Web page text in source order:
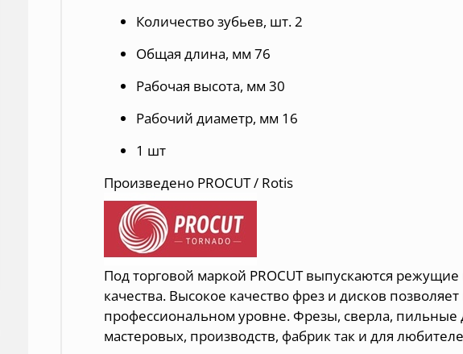
Количество зубьев, шт. 2
Общая длина, мм 76
Рабочая высота, мм 30
Рабочий диаметр, мм 16
1 шт
Произведено PROCUT / Rotis
Под торговой маркой PROCUT выпускаются
качества. Высокое качество фрез и дисков
профессиональном уровне. Фрезы, сверла,
мастеровых, производств, фабрик так и для